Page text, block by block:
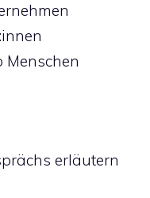
Menschen
erläutern